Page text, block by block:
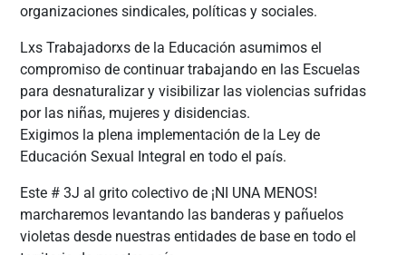
organizaciones sindicales, políticas y sociales.
Lxs Trabajadorxs de la Educación asumimos el
compromiso de continuar trabajando en las Escuelas
para desnaturalizar y visibilizar las violencias sufridas
por las niñas, mujeres y disidencias.
Exigimos la plena implementación de la Ley de
Educación Sexual Integral en todo el país.
Este # 3J al grito colectivo de ¡NI UNA MENOS!
marcharemos levantando las banderas y pañuelos
violetas desde nuestras entidades de base en todo el